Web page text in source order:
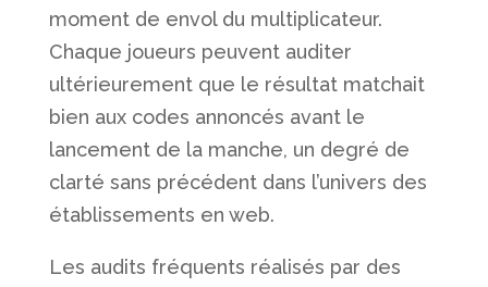
moment de envol du multiplicateur.
Chaque joueurs peuvent auditer
ultérieurement que le résultat matchait
bien aux codes annoncés avant le
lancement de la manche, un degré de
clarté sans précédent dans l’univers des
établissements en web.
Les audits fréquents réalisés par des